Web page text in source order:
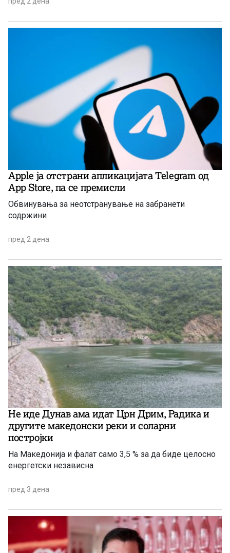
Apple ја отстрани апликацијата Telegram од
App Store, па се премисли
Обвинувања за неотстранување на забранети
содржини
пред 2 дена
Не иде Дунав ама идат Црн Дрим, Радика и
другите македонски реки и соларни
постројки
На Македонија и фалат само 3,5 % за да биде целосно
енергетски независна
пред 3 дена